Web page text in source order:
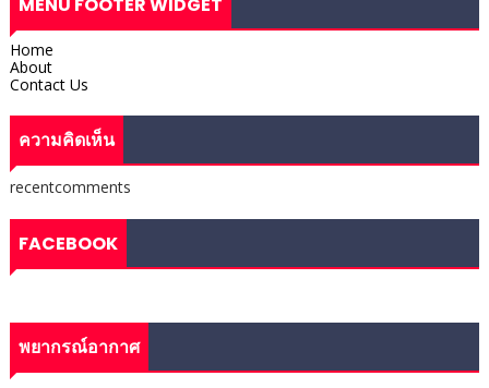
Home
About
Contact Us
ความคิดเห็น
recentcomments
FACEBOOK
พยากรณ์อากาศ